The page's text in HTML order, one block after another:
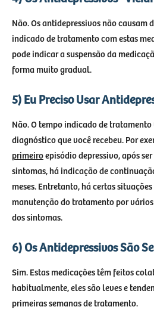
Não. Os antidepressivos não causam
indicado de tratamento com estas
pode indicar a suspensão da
forma muito gradual.
5) Eu Preciso Usar
Não. O tempo indicado de tratamento
diagnóstico que você recebeu. Por
primeiroepisódio depressivo, após
sintomas, há indicação de
meses. Entretanto, há certas
manutenção do tratamento por
dos sintomas.
6) Os Antidepressivos São
Sim. Estas medicações têm feitos
habitualmente, eles são leves e
primeiras semanas de tratamento.